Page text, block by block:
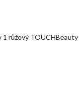
1 růžový